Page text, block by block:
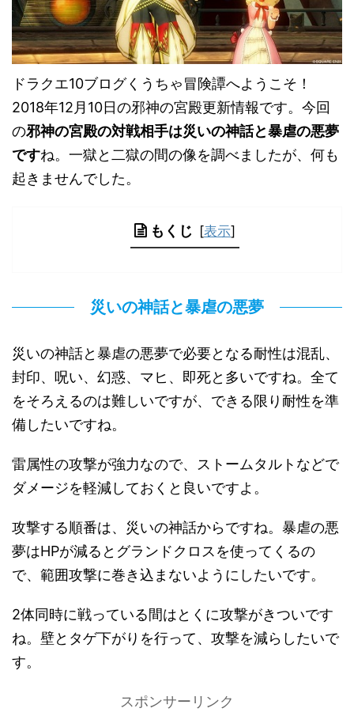
ドラクエ10ブログくうちゃ冒険譚へようこそ！
2018年12月10日の邪神の宮殿更新情報です。今回
の邪神の宮殿の対戦相手は災いの神話と暴虐の悪夢
ですね。一獄と二獄の間の像を調べましたが、何も
起きませんでした。
もくじ [表示]
災いの神話と暴虐の悪夢
災いの神話と暴虐の悪夢で必要となる耐性は混乱、
封印、呪い、幻惑、マヒ、即死と多いですね。全て
をそろえるのは難しいですが、できる限り耐性を準
備したいですね。
雷属性の攻撃が強力なので、ストームタルトなどで
ダメージを軽減しておくと良いですよ。
攻撃する順番は、災いの神話からですね。暴虐の悪
夢はHPが減るとグランドクロスを使ってくるの
で、範囲攻撃に巻き込まないようにしたいです。
2体同時に戦っている間はとくに攻撃がきついです
ね。壁とタゲ下がりを行って、攻撃を減らしたいで
す。
スポンサーリンク